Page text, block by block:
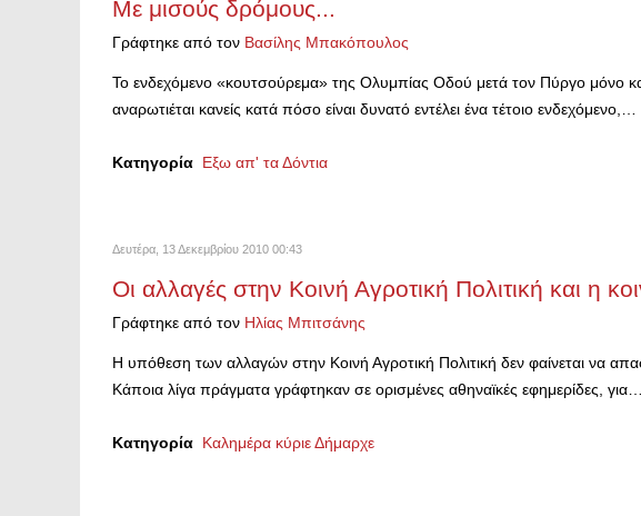
Με μισούς δρόμους...
Γράφτηκε από τον Βασίλης Μπακόπουλος
Το ενδεχόμενο «κουτσούρεμα» της Ολυμπίας Οδού μετά τον Πύργο μόνο
αναρωτιέται κανείς κατά πόσο είναι δυνατό εντέλει ένα τέτοιο ενδεχόμενο,…
Κατηγορία Εξω απ' τα Δόντια
Δευτέρα, 13 Δεκεμβρίου 2010 00:43
Οι αλλαγές στην Κοινή Αγροτική Πολιτική και η
Γράφτηκε από τον Ηλίας Μπιτσάνης
Η υπόθεση των αλλαγών στην Κοινή Αγροτική Πολιτική δεν φαίνεται να
Κάποια λίγα πράγματα γράφτηκαν σε ορισμένες αθηναϊκές εφημερίδες, για…
Κατηγορία Καλημέρα κύριε Δήμαρχε